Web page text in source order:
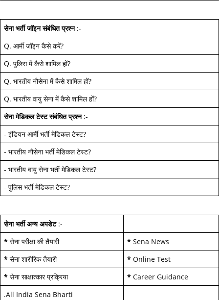
सेना भर्ती जॉइन संबंधित प्रश्न:-
Q. आर्मी जॉइन कैसे करें?
Q. पुलिस में कैसे शामिल हों?
Q. भारतीय नौसेना में कैसे शामिल हों?
Q. भारतीय वायु सेना में कैसे शामिल हों?
सेना मेडिकल टेस्ट संबंधित प्रश्न:-
- इंडियन आर्मी भर्ती मेडिकल टेस्ट?
- भारतीय नौसेना भर्ती मेडिकल टेस्ट?
- भारतीय वायु सेना भर्ती मेडिकल टेस्ट?
- पुलिस भर्ती मेडिकल टेस्ट?
सेना भर्ती अन्य अपडेट:-
* सेना परीक्षा की तैयारी * Sena News
* सेना शारीरिक तैयारी * Online Test
* सेना साक्षात्कार प्रक्रिया * Career Guidance
.All India Sena Bharti